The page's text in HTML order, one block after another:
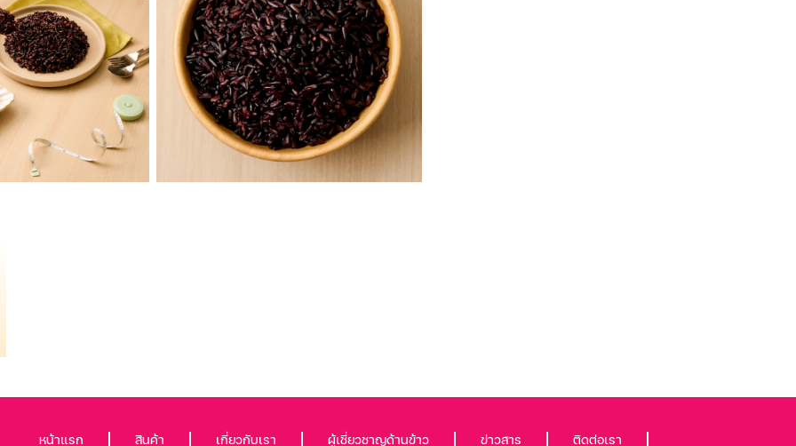
หน้าแรก สินค้า เกี่ยวกับเรา ผู้เชี่ยวชาญด้านข้าว ข่าวสาร ติดต่อเรา